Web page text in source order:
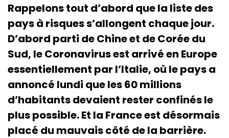
Rappelons tout d’abord que la liste des
pays à risques s’allongent chaque jour.
D’abord parti de Chine et de Corée du
Sud, le Coronavirus est arrivé en Europe
essentiellement par l’Italie, où le pays a
annoncé lundi que les 60 millions
d’habitants devaient rester confinés le
plus possible. Et la France est désormais
placé du mauvais côté de la barrière.